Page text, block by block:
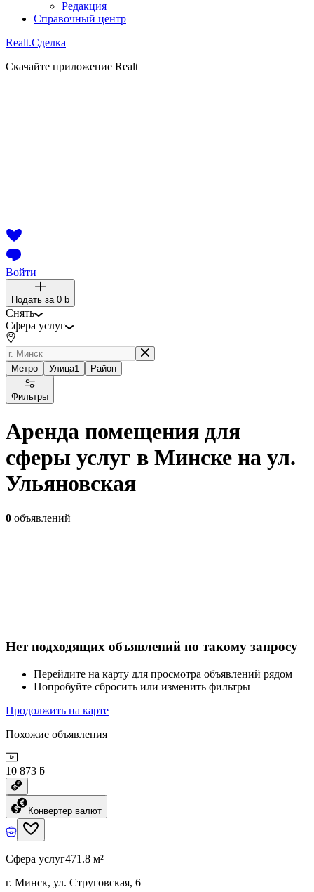
Редакция
Справочный центр
Realt.Сделка
Скачайте приложение Realt
Войти
Подать за 0 ƃ
Снять
Сфера услуг
Метро Улица1 Район
Фильтры
Аренда помещения для
сферы услуг в Минске на ул.
Ульяновская
0 объявлений
Нет подходящих объявлений по такому запросу
Перейдите на карту для просмотра объявлений рядом
Попробуйте сбросить или изменить фильтры
Продолжить на карте
Похожие объявления
10 873 ƃ
Конвертер валют
Сфера услуг471.8 м²
г. Минск, ул. Струговская, 6